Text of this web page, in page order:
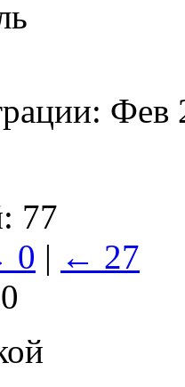
Фев
77
0 | ← 27